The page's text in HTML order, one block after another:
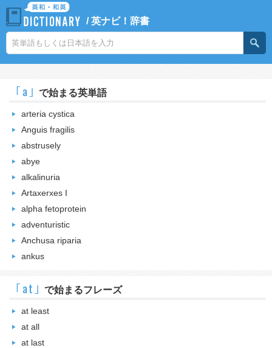
/英ナビ！辞書
｢a｣ で始まる英単語
arteria cystica
Anguis fragilis
abstrusely
abye
alkalinuria
Artaxerxes I
alpha fetoprotein
adventuristic
Anchusa riparia
ankus
｢at｣ で始まるフレーズ
at least
at all
at last